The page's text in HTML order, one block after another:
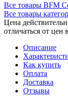
Все товары BFM
Все товары
Цена
отличаться от цен
Описание
Как купить
Оплата
Доставка
Отзывы